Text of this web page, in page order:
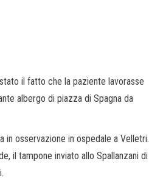
il fatto che la paziente lavorasse
albergo di piazza di Spagna da
in osservazione in ospedale a Velletri.
il tampone inviato allo Spallanzani di